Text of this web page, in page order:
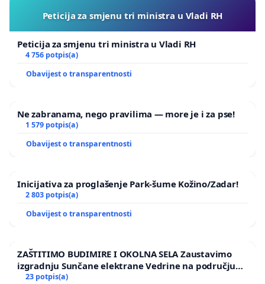
Peticija za smjenu tri ministra u Vladi RH
Peticija za smjenu tri ministra u Vladi RH
4 756 potpis(a)
Obavijest o transparentnosti
Ne zabranama, nego pravilima — more je i za pse!
1 579 potpis(a)
Obavijest o transparentnosti
Inicijativa za proglašenje Park-šume Kožino/Zadar!
2 803 potpis(a)
Obavijest o transparentnosti
ZAŠTITIMO BUDIMIRE I OKOLNA SELA Zaustavimo
izgradnju Sunčane elektrane Vedrine na području
Ugljana
23 potpis(a)